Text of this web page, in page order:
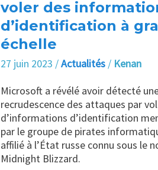
voler des
d’identification à
échelle
27 juin 2023 /Actualités/ Kenan
Microsoft a révélé avoir détecté
recrudescence des attaques par vol
d’informations d’identification
par le groupe de pirates
affilié à l’État russe connu sous le
Midnight Blizzard.
informations
d’identification
à
grande
échelle